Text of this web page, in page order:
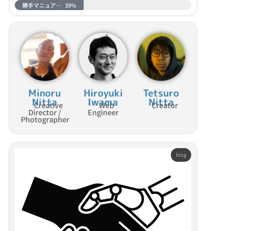
勝手マニュアル進捗 39%
Minoru
Nitta
Creative
Director /
Photographer
Hiroyuki
Iwama
Web
Engineer
Tetsuro
Nitta
Creator
blog